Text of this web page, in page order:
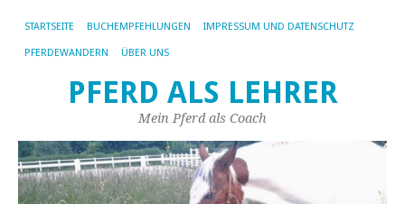
STARTSEITE BUCHEMPFEHLUNGEN IMPRESSUM UND DATENSCHUTZ
PFERDEWANDERN ÜBER UNS
PFERD ALS LEHRER
Mein Pferd als Coach